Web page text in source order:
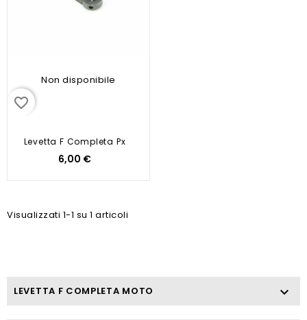
Non disponibile
favorite_border
Levetta F Completa Px
6,00 €
Visualizzati 1-1 su 1 articoli
LEVETTA F COMPLETA MOTO 